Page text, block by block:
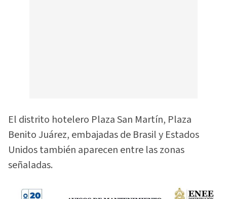
El distrito hotelero Plaza San Martín, Plaza
Benito Juárez, embajadas de Brasil y Estados
Unidos también aparecen entre las zonas
señaladas.